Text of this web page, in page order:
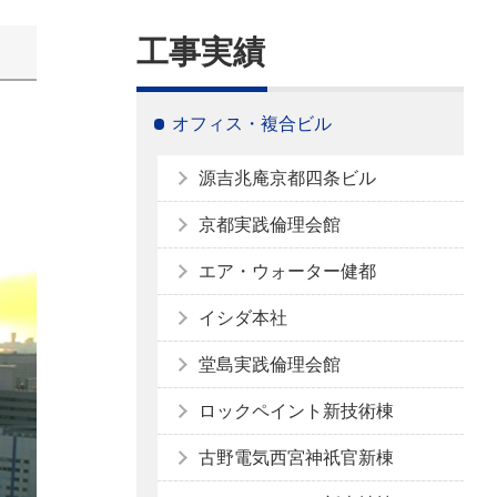
工事実績
オフィス・複合ビル
源吉兆庵京都四条ビル
京都実践倫理会館
エア・ウォーター健都
イシダ本社
堂島実践倫理会館
ロックペイント新技術棟
古野電気西宮神祇官新棟